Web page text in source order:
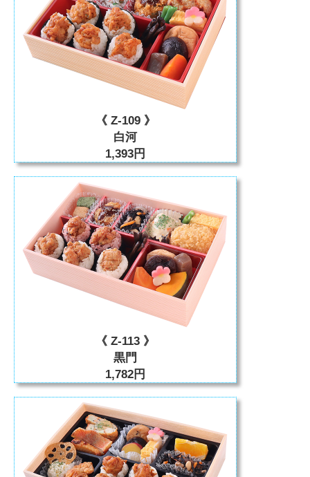
《 Z-109 》
白河
1,393円
《 Z-113 》
黒門
1,782円